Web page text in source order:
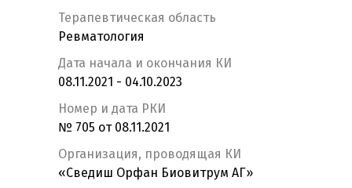
Терапевтическая область
Ревматология
Дата начала и окончания КИ
08.11.2021 - 04.10.2023
Номер и дата РКИ
№ 705 от 08.11.2021
Организация, проводящая КИ
«Сведиш Орфан Биовитрум АГ»